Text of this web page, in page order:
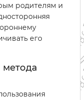
родителям и
его
метода